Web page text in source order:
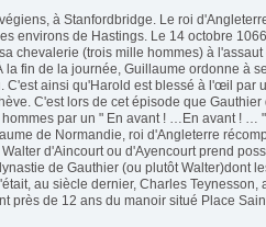
à Stanfordbridge. Le roi
environs de Hastings. Le 14 octobre
chevalerie (trois mille hommes) à
fin de la journée, Guillaume ordonne à
ainsi qu'Harold est blessé à l'œil par
C'est lors de cet épisode que Gauthier
par un " En avant ! …En avant ! …
de Normandie, roi d'Angleterre
d'Aincourt ou d'Ayencourt prend
de Gauthier (ou plutôt Walter)dont
au siècle dernier, Charles Teynesson,
près de 12 ans du manoir situé Place